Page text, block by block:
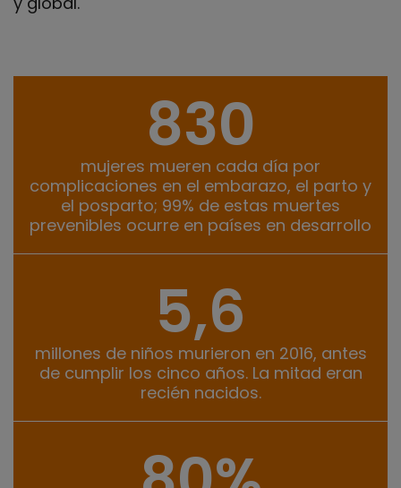
830
mujeres mueren cada día por
complicaciones en el embarazo, el parto y
el posparto; 99% de estas muertes
prevenibles ocurre en países en desarrollo
5,6
millones de niños murieron en 2016, antes
de cumplir los cinco años. La mitad eran
recién nacidos.